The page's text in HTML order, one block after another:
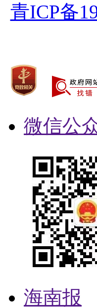
青ICP备
微信公
海南报